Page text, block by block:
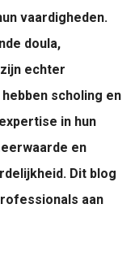
vaardigheden.
doula,
echter
scholing en
in hun
en
Dit blog
aan